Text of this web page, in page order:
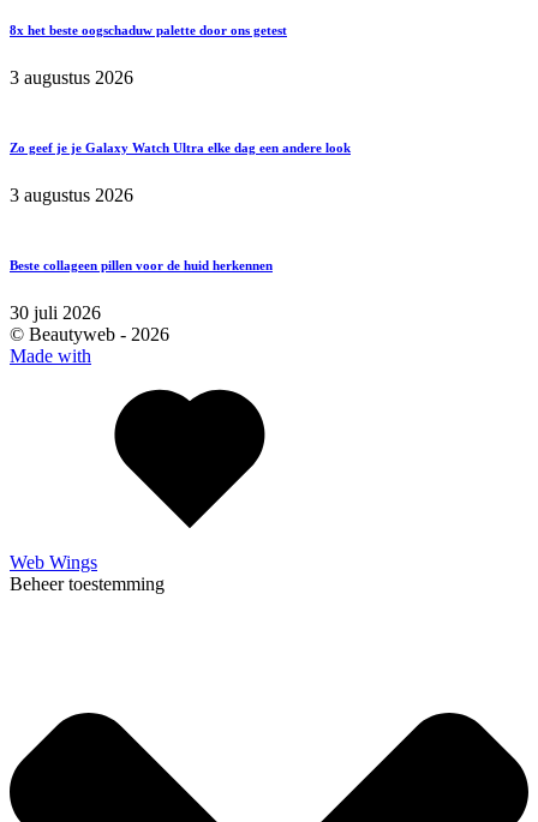
8x het beste oogschaduw palette door ons getest
3 augustus 2026
Zo geef je je Galaxy Watch Ultra elke dag een andere look
3 augustus 2026
Beste collageen pillen voor de huid herkennen
30 juli 2026
© Beautyweb - 2026
Made with
Web Wings
Beheer toestemming